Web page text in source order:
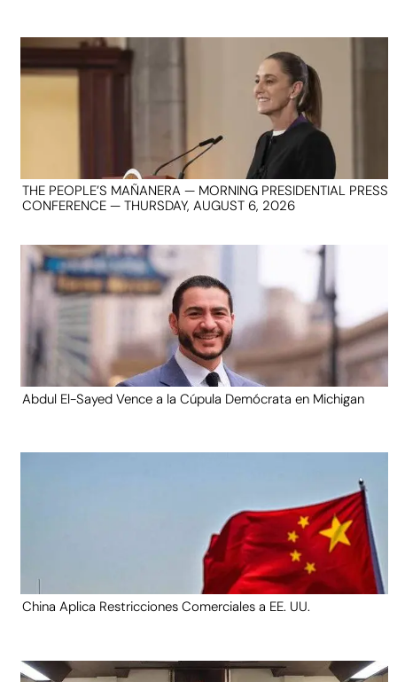
THE PEOPLE’S MAÑANERA — MORNING PRESIDENTIAL PRESS
CONFERENCE — THURSDAY, AUGUST 6, 2026
Abdul El-Sayed Vence a la Cúpula Demócrata en Michigan
China Aplica Restricciones Comerciales a EE. UU.